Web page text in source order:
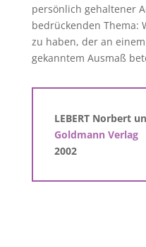
persönlich gehaltener
bedrückenden Thema:
zu haben, der an
gekanntem Ausmaß
LEBERT Norbert
Goldmann Verlag
2002